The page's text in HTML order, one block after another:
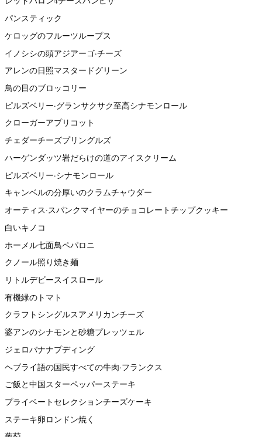
パンスティック
ケロッグのフルーツループス
イノシシの頭アジアーゴ·チーズ
アレンの日照マスタードグリーン
鳥の目のブロッコリー
ピルズベリー·グランサクサク至高シナモンロール
クローガーアプリコット
チェダーチーズプリングルズ
ハーゲンダッツ岩だらけの道のアイスクリーム
ピルズベリー·シナモンロール
キャンベルの分厚いのクラムチャウダー
オーティス·スパンクマイヤーのチョコレートチップクッキー
白いキノコ
ホーメル七面鳥ペパロニ
クノール照り焼き麺
リトルデビースイスロール
有機緑のトマト
クラフトシングルスアメリカンチーズ
婆アンのシナモンと砂糖プレッツェル
ジェロバナナプディング
ヘブライ語の国民すべての牛肉·フランクス
ご飯と中国スターペッパーステーキ
プライベートセレクションチーズケーキ
ステーキ卵ロンドン焼く